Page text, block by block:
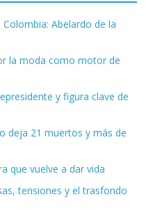
Abelardo de la
la moda como motor de
y figura clave de
deja 21 muertos y más de
que vuelve a dar vida
tensiones y el trasfondo